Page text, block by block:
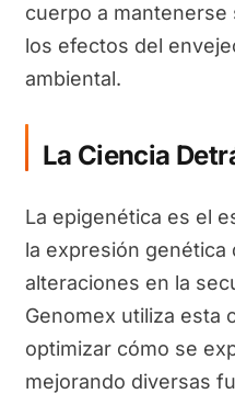
cuerpo a mantenerse
los efectos del
ambiental.
La Ciencia
La epigenética es el
la expresión genética
alteraciones en la
Genomex utiliza esta
optimizar cómo se
mejorando diversas